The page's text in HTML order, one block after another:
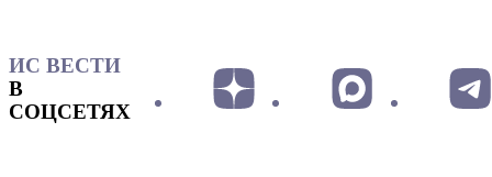
ИС ВЕСТИ
В
СОЦСЕТЯХ